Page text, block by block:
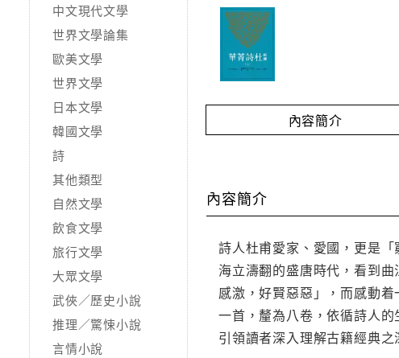
中文現代文學
世界文學論集
歐美文學
世界文學
日本文學
韓國文學
詩
其他類型
自然文學
飲食文學
旅行文學
大眾文學
武俠／歷史小說
推理／驚悚小說
言情小說
內容簡介
內容簡介
詩人杜甫愛家、愛國，更是
海立濤翻的盛唐時代，看到
感激，好賢惡惡」，而感動
一首，釐為八卷，依循詩人
引領讀者深入理解古籍經典